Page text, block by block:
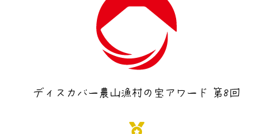
ディスカバー農山漁村の宝アワード 第8回